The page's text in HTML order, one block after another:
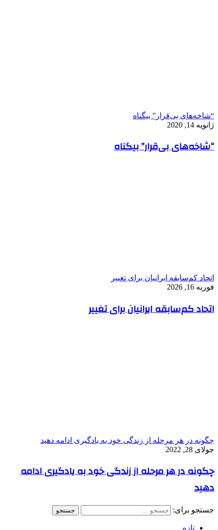
“شاخه‌های بی‌قرار” بیگناه
ژانویه 14, 2020
“شاخه‌های بی‌قرار” بیگناه
اتحاد کم‌سابقه ایرانیان برای تغییر
فوریه 16, 2026
اتحاد کم‌سابقه ایرانیان برای تغییر
چگونه در هر مرحله از زندگی خود به یادگیری ادامه دهید
جولای 28, 2022
چگونه در هر مرحله از زندگی خود به یادگیری ادامه
دهید
جستجو برای:
تازه